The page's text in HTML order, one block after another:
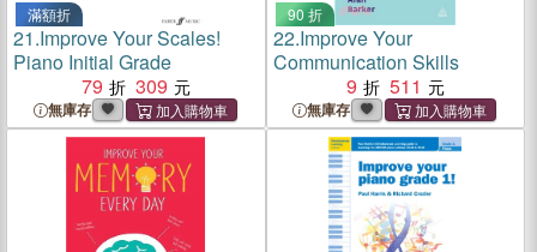
滿額折
21.Improve Your Scales!
Piano Initial Grade
79
309
無庫存
90 折
22.Improve Your
Communication Skills
9
511
無庫存